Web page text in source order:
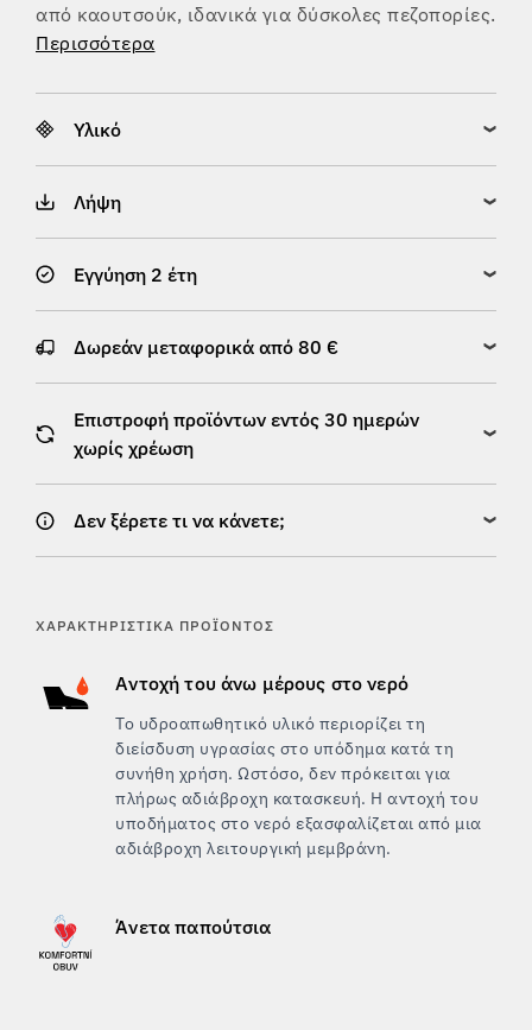
από καουτσούκ, ιδανικά για δύσκολες πεζοπορίες.
Περισσότερα
Υλικό
Λήψη
Εγγύηση 2 έτη
Δωρεάν μεταφορικά από 80 €
Επιστροφή προϊόντων εντός 30 ημερών
χωρίς χρέωση
Δεν ξέρετε τι να κάνετε;
ΧΑΡΑΚΤΗΡΙΣΤΙΚΆ ΠΡΟΪΌΝΤΟΣ
Αντοχή του άνω μέρους στο νερό
Το υδροαπωθητικό υλικό περιορίζει τη
διείσδυση υγρασίας στο υπόδημα κατά τη
συνήθη χρήση. Ωστόσο, δεν πρόκειται για
πλήρως αδιάβροχη κατασκευή. Η αντοχή του
υποδήματος στο νερό εξασφαλίζεται από μια
αδιάβροχη λειτουργική μεμβράνη.
Άνετα παπούτσια